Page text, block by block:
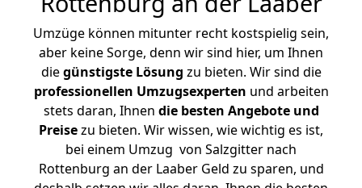
Umzüge können mitunter recht kostspielig sein,
aber keine Sorge, denn wir sind hier, um Ihnen
diegünstigste Lösung zu bieten. Wir sind die
professionellen Umzugsexperten und arbeiten
stets daran, Ihnen die besten Angebote und
Preisezu bieten. Wir wissen, wie wichtig es ist,
bei einem Umzug von Salzgitter nach
Rottenburg an der Laaber Geld zu sparen, und